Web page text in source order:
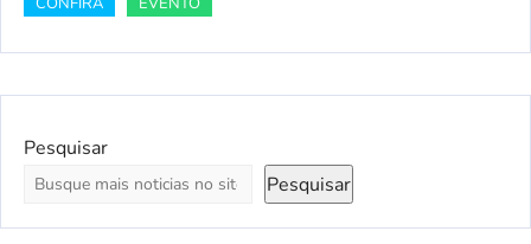
Pesquisar
Pesquisar